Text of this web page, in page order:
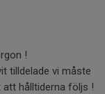
!
tilldelade vi måste
hålltiderna följs !